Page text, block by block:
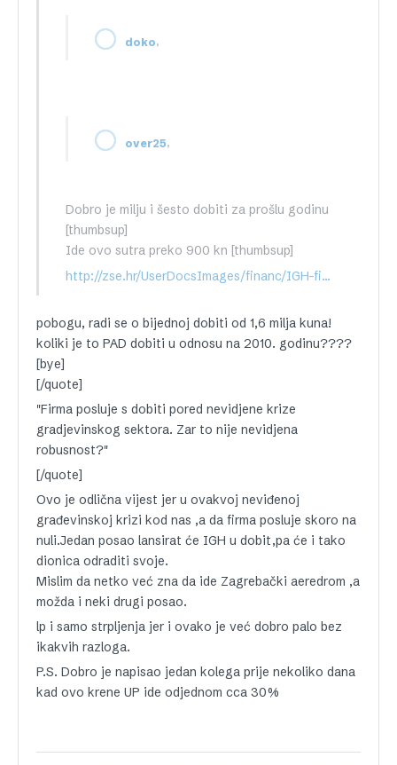
doko,
over25,
Dobro je milju i šesto dobiti za prošlu godinu
[thumbsup]
Ide ovo sutra preko 900 kn [thumbsup]
http://zse.hr/UserDocsImages/financ/IGH-fin2011-4Q-NotREV-K-HR.pdf
pobogu, radi se o bijednoj dobiti od 1,6 milja kuna!
koliki je to PAD dobiti u odnosu na 2010. godinu????
[bye]
[/quote]
"Firma posluje s dobiti pored nevidjene krize
gradjevinskog sektora. Zar to nije nevidjena
robusnost?"
[/quote]
Ovo je odlična vijest jer u ovakvoj neviđenoj
građevinskoj krizi kod nas ,a da firma posluje skoro na
nuli.Jedan posao lansirat će IGH u dobit,pa će i tako
dionica odraditi svoje.
Mislim da netko već zna da ide Zagrebački aeredrom ,a
možda i neki drugi posao.
lp i samo strpljenja jer i ovako je već dobro palo bez
ikakvih razloga.
P.S. Dobro je napisao jedan kolega prije nekoliko dana
kad ovo krene UP ide odjednom cca 30%